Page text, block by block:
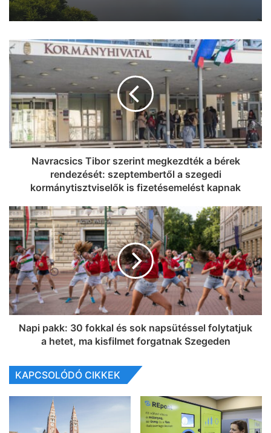
Navracsics Tibor szerint megkezdték a bérek
rendezését: szeptembertől a szegedi
kormánytisztviselők is fizetésemelést kapnak
Napi pakk: 30 fokkal és sok napsütéssel folytatjuk
a hetet, ma kisfilmet forgatnak Szegeden
KAPCSOLÓDÓ CIKKEK